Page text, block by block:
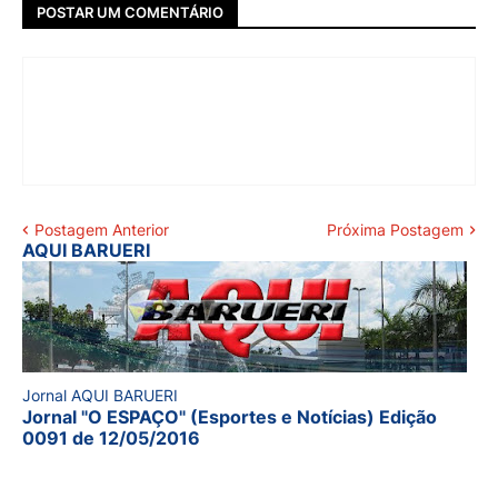
POSTAR UM COMENTÁRIO
Postagem Anterior Próxima Postagem
AQUI BARUERI
Jornal AQUI BARUERI
Jornal "O ESPAÇO" (Esportes e Notícias) Edição
0091 de 12/05/2016